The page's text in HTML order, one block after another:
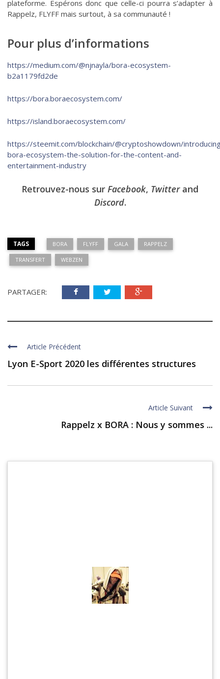
plateforme. Espérons donc que celle-ci pourra s’adapter à
Rappelz, FLYFF mais surtout, à sa communauté !
Pour plus d’informations
https://medium.com/@njnayla/bora-ecosystem-
b2a1179fd2de
https://bora.boraecosystem.com/
https://island.boraecosystem.com/
https://steemit.com/blockchain/@cryptoshowdown/
bora-ecosystem-the-solution-for-the-content-and-
entertainment-industry
Retrouvez-nous sur Facebook, Twitterand
Discord.
TAGS BORA FLYFF GALA RAPPELZ
TRANSFERT WEBZEN
PARTAGER:
Article Précédent
Lyon E-Sport 2020 les différentes structures
Article Suivant
Rappelz x BORA : Nous y sommes ...